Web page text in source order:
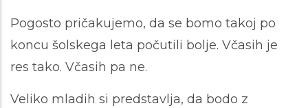
Pogosto pričakujemo, da se bomo takoj po
koncu šolskega leta počutili bolje. Včasih je
res tako. Včasih pa ne.
Veliko mladih si predstavlja, da bodo z